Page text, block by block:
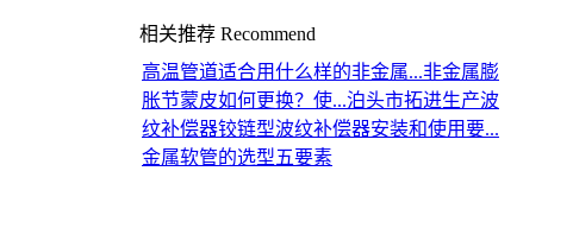
相关推荐 Recommend
高温管道适合用什么样的非金属...非金属膨
胀节蒙皮如何更换？使...泊头市拓进生产波
纹补偿器铰链型波纹补偿器安装和使用要...
金属软管的选型五要素